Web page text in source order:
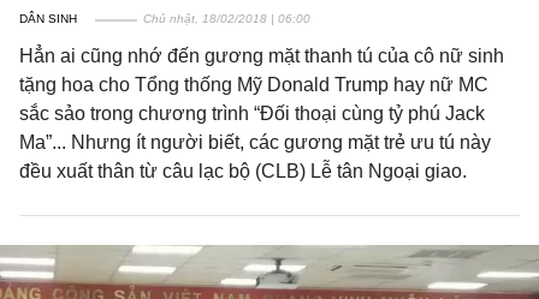
DÂN SINH Chủ nhật, 18/02/2018 | 06:00
Hẳn ai cũng nhớ đến gương mặt thanh tú của cô nữ sinh
tặng hoa cho Tổng thống Mỹ Donald Trump hay nữ MC
sắc sảo trong chương trình “Đối thoại cùng tỷ phú Jack
Ma”... Nhưng ít người biết, các gương mặt trẻ ưu tú này
đều xuất thân từ câu lạc bộ (CLB) Lễ tân Ngoại giao.